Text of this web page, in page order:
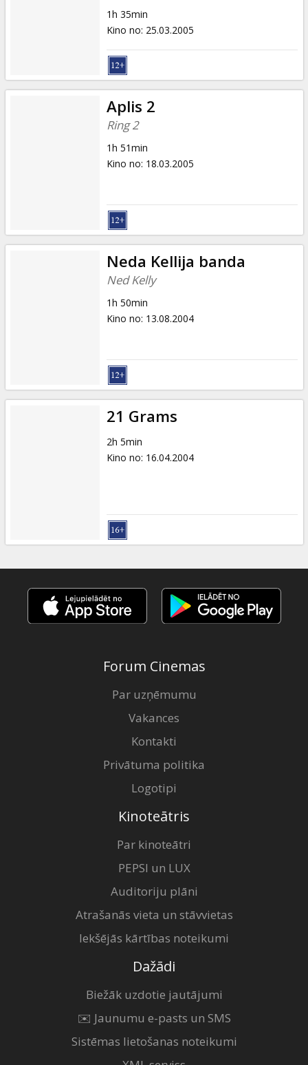
1h 35min
Kino no: 25.03.2005
Aplis 2
Ring 2
1h 51min
Kino no: 18.03.2005
Neda Kellija banda
Ned Kelly
1h 50min
Kino no: 13.08.2004
21 Grams
2h 5min
Kino no: 16.04.2004
Forum Cinemas
Par uzņēmumu
Vakances
Kontakti
Privātuma politika
Logotipi
Kinoteātris
Par kinoteātri
PEPSI un LUX
Auditoriju plāni
Atrašanās vieta un stāvvietas
Iekšējās kārtības noteikumi
Dažādi
Biežāk uzdotie jautājumi
✉️ Jaunumu e-pasts un SMS
Sistēmas lietošanas noteikumi